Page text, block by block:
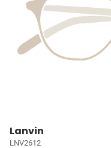
Lanvin
LNV2612